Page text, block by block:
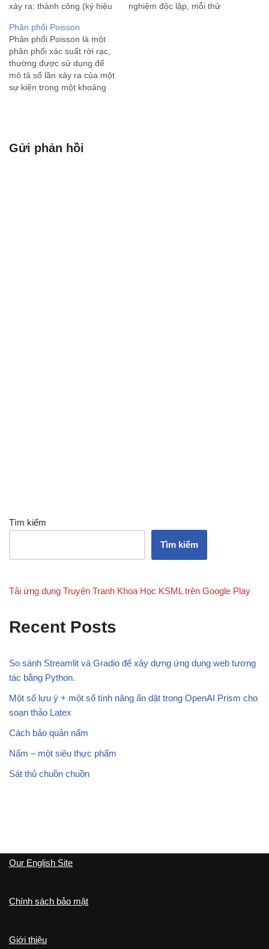
xảy ra: thành công (ký hiệu
là 0). Phân phối này được
đặt theo tên nhà toán học
Thụy…
nghiệm độc lập, mỗi thử
Phân phối Poisson
Phân phối Poisson là một
phân phối xác suất rời rạc,
thường được sử dụng để
mô tả số lần xảy ra của một
sự kiện trong một khoảng
Gửi phản hồi
Tìm kiếm
Tìm kiếm
Tải ứng dụng Truyện Tranh Khoa Học KSML trên Google Play
Recent Posts
So sánh Streamlit và Gradio để xây dựng ứng dụng web tương
tác bằng Python.
Một số lưu ý + một số tính năng ẩn dật trong OpenAI Prism cho
soạn thảo Latex
Cách bảo quản nấm
Nấm – một siêu thực phẩm
Sát thủ chuồn chuồn
Our English Site
Chính sách bảo mật
Giới thiệu